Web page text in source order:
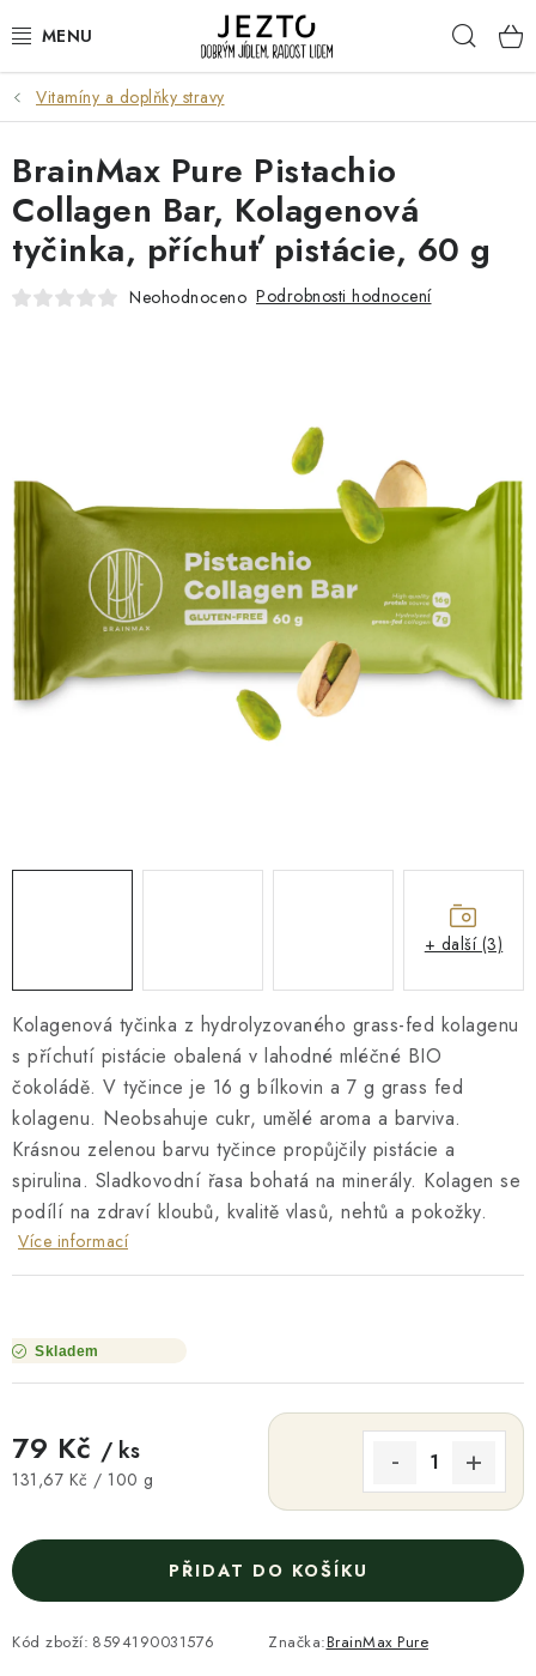
na
DÁRKOVÉ SADY
TRVANLIVÉ
DROGERIE A KOSMETIKA
NÁPOJE
KERAMIKA
O NÁS NÁŠ PŘÍBĚH FIREMNÍ DÁRKY
KONTAKTY
DOPRAVA A PLATBA
Vitamíny a doplňky stravy
Kolagenová tyčinka z hydrolyzovaného grass-fed kolagenu
s příchutí pistácie obalená v lahodné mléčné BIO
čokoládě. V tyčince je 16 g bílkovin a 7 g grass fed
kolagenu. Neobsahuje cukr, umělé aroma a barviva.
Krásnou zelenou barvu tyčince propůjčily pistácie a
spirulina. Sladkovodní řasa bohatá na minerály. Kolagen se
podílí na zdraví kloubů, kvalitě vlasů, nehtů a pokožky.
Více informací
Skladem
79 Kč / ks
Měrná cena:
131,67 Kč / 100 g
PŘIDAT DO KOŠÍKU
Kód zboží: 8594190031576 Značka:BrainMax Pure
BrainMax Pure Pistachio
Collagen Bar, Kolagenová
tyčinka, příchuť pistácie, 60 g
Neohodnoceno Podrobnosti hodnocení
+ další (3)